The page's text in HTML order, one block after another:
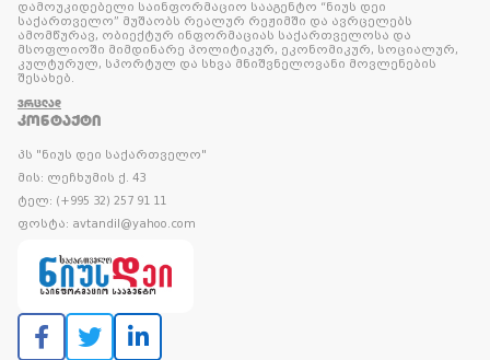
დამოუკიდებელი საინფორმაციო სააგენტო “ნიუს დეი
საქართველო” მუშაობს რეალურ რეჟიმში და ავრცელებს
ამომწურავ, ობიექტურ ინფორმაციას საქართველოსა და
მსოფლიოში მიმდინარე პოლიტიკურ, ეკონომიკურ, სოციალურ,
კულტურულ, სპორტულ და სხვა მნიშვნელოვანი მოვლენების
შესახებ.
ᲕᲠᲪᲚᲐᲓ
ᲙᲝᲜᲢᲐᲥᲢᲘ
პს "ნიუს დეი საქართველო"
მის: ლეჩხუმის ქ. 43
ტელ: (+995 32) 257 91 11
ფოსტა: avtandil@yahoo.com